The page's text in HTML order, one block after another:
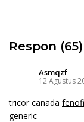
Respon (65)
Asmqzf
12 Agustus
tricor canada
generic